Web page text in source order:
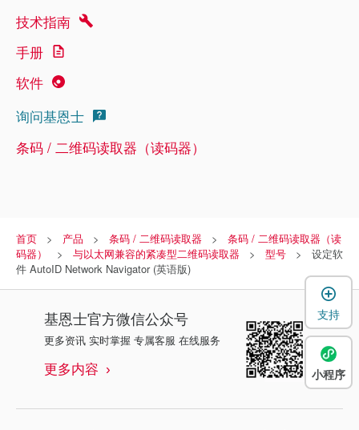
技术指南
手册
软件
询问基恩士
条码 / 二维码读取器（读码器）
首页 产品 条码 / 二维码读取器
条码 / 二维码读取器（读
码器）
与以太网兼容的紧凑型二维码读取器 型号
设定软
件 AutoID Network Navigator (英语版)
基恩士官方微信公众号
更多资讯 实时掌握 专属客服 在线服务
更多内容
支持
小程序